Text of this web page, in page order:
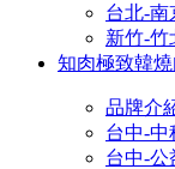
台北-南
新竹-竹
知肉極致韓燒
品牌介
台中-中
台中-公